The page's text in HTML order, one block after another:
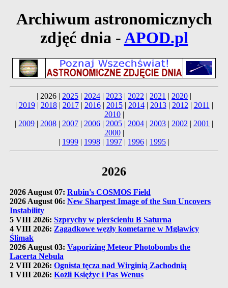
Archiwum astronomicznych
zdjęć dnia -APOD.pl
| 2026 | 2025 | 2024 | 2023 | 2022 | 2021 | 2020 |
| 2019| 2018| 2017| 2016| 2015| 2014| 2013| 2012 | 2011 |
2010|
| 2009 | 2008 | 2007 | 2006 | 2005 | 2004 | 2003 | 2002 | 2001 |
2000|
| 1999 | 1998 | 1997 | 1996 | 1995 |
2026
2026 August 07: Rubin's COSMOS Field
2026 August 06: New Sharpest Image of the Sun Uncovers
Instability
5 VIII 2026: Szprychy w pierścieniu B Saturna
4 VIII 2026: Zagadkowe węzły kometarne w Mgławicy
Ślimak
2026 August 03: Vaporizing Meteor Photobombs the
Lacerta Nebula
2 VIII 2026: Ognista tęcza nad Wirginią Zachodnią
1 VIII 2026: Koźli Księżyc i Pas Wenus